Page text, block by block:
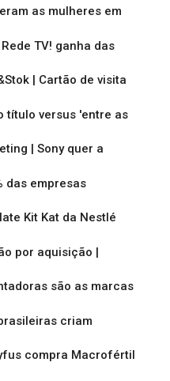
as mulheres em
TV! ganha das
| Cartão de visita
título versus 'entre as
| Sony quer a
das empresas
Kit Kat da Nestlé
por aquisição |
são as marcas
criam
compra Macrofértil